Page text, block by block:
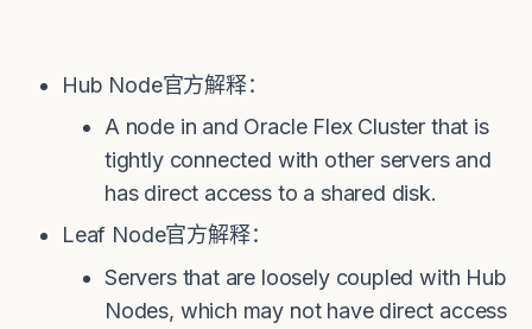
Hub Node官方解释：
A node in and Oracle Flex Cluster that is
tightly connected with other servers and
has direct access to a shared disk.
Leaf Node官方解释：
Servers that are loosely coupled with Hub
Nodes, which may not have direct access